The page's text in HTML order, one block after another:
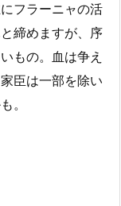
フラーニャの活
締めますが、序
もの。血は争え
臣は一部を除い
。